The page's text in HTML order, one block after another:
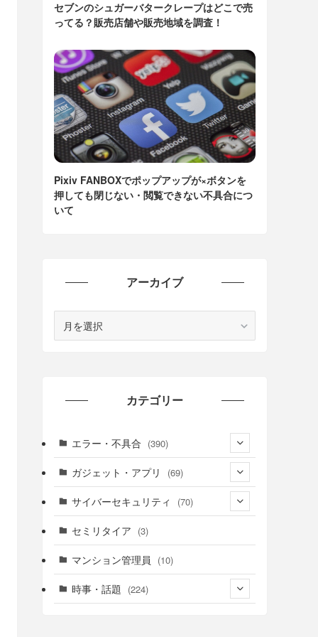
セブンのシュガーバタークレープはどこで売
ってる？販売店舗や販売地域を調査！
Pixiv FANBOXでポップアップが×ボタンを
押しても閉じない・閲覧できない不具合につ
いて
アーカイブ
カテゴリー
エラー・不具合 (390)
(6)
(10)
(20)
(28)
(30)
ガジェット・アプリ (69)
(7)
(62)
サイバーセキュリティ (70)
(25)
(12)
(11)
セミリタイア (3)
マンション管理員 (10)
時事・話題 (224)